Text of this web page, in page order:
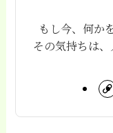
もし今、何
その気持ちは